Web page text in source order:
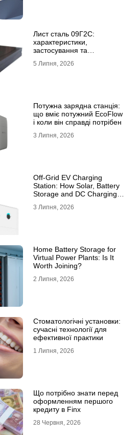
Лист сталь 09Г2С:
характеристики,
застосування та
10ХСНД
5 Липня, 2026
Потужна зарядна станція:
що вміє потужний EcoFlow
і коли він справді потрібен
3 Липня, 2026
Off-Grid EV Charging
Station: How Solar, Battery
Storage and DC Charging
3 Липня, 2026
Home Battery Storage for
Virtual Power Plants: Is It
Worth Joining?
2 Липня, 2026
Стоматологічні установки:
сучасні технології для
ефективної практики
1 Липня, 2026
Що потрібно знати перед
оформленням першого
кредиту в Finx
28 Червня, 2026